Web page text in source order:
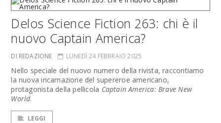
Delos Science Fiction 263: chi è il
nuovo Captain America?
DI REDAZIONE LUNEDÌ 24 FEBBRAIO 2025
Nello speciale del nuovo numero della rivista, raccontiamo
la nuova incarnazione del supereroe americano,
protagonista della pellicola Captain America: Brave New
World.
LEGGI